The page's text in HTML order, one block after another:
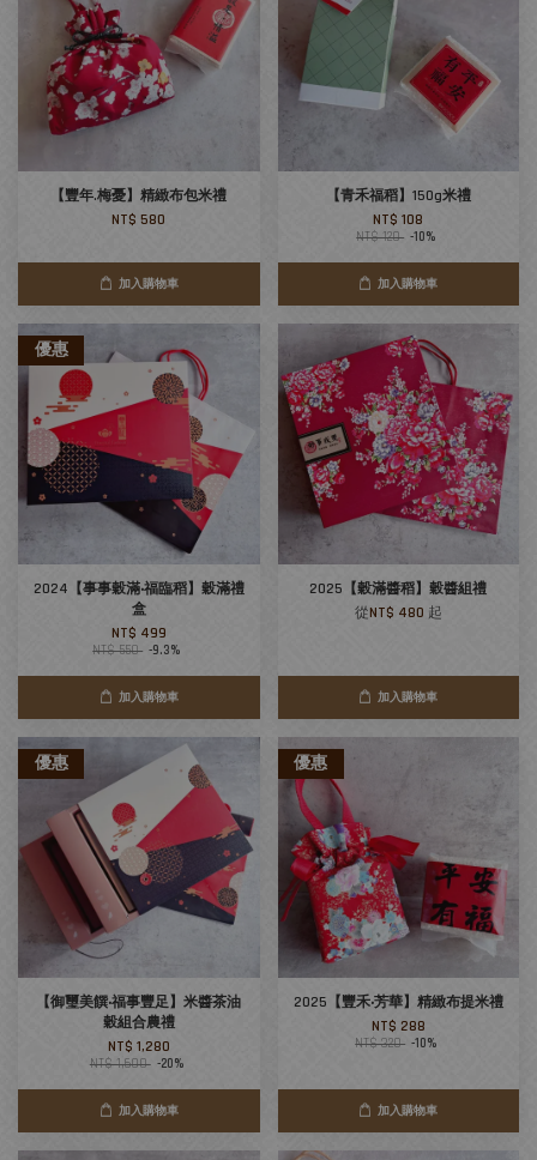
【豐年.梅憂】精緻布包米禮
NT$ 580
加入購物車
【青禾福稻】150g米禮
NT$ 108
NT$ 120 -10%
加入購物車
優惠
2024【事事穀滿‧福臨稻】穀滿禮
盒
NT$ 499
NT$ 550 -9.3%
加入購物車
2025【穀滿醬稻】穀醬組禮
從NT$ 480 起
加入購物車
優惠
【御璽美饌‧福事豐足】米醬茶油
穀組合農禮
NT$ 1,280
NT$ 1,600 -20%
加入購物車
優惠
2025【豐禾‧芳華】精緻布提米禮
NT$ 288
NT$ 320 -10%
加入購物車